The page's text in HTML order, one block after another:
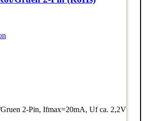
2-Pin, Ifmax=20mA, Uf ca. 2,2V